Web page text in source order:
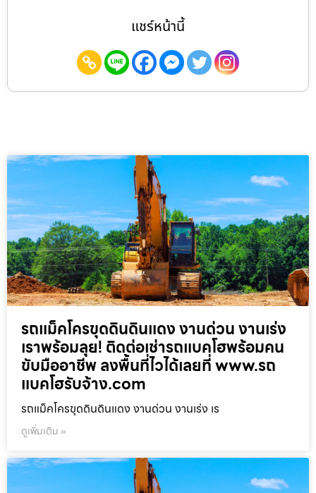
แชร์หน้านี้
รถแม็คโครขุดดินดินแดง งานด่วน งานเร่ง
เราพร้อมลุย! ติดต่อเช่ารถแบคโฮพร้อมคน
ขับมืออาชีพ ลงพื้นที่ไวได้เลยที่ www.รถ
แบคโฮรับจ้าง.com
รถแม็คโครขุดดินดินแดง งานด่วน งานเร่ง เร
ดูเพิ่มเติม »